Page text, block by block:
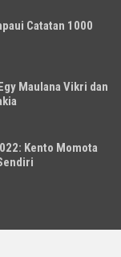
Catatan 1000
Maulana Vikri dan
Kento Momota